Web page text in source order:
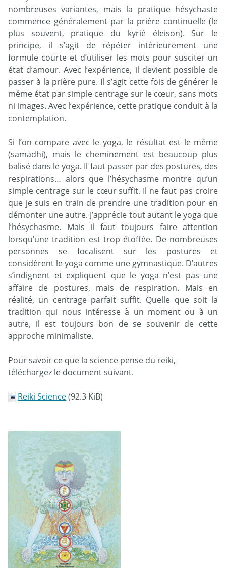
nombreuses variantes, mais la pratique hésychaste
commence généralement par la prière continuelle (le
plus souvent, pratique du kyrié éleison). Sur le
principe, il s’agit de répéter intérieurement une
formule courte et d’utiliser les mots pour susciter un
état d’amour. Avec l’expérience, il devient possible de
passer à la prière pure. Il s’agit cette fois de générer le
même état par simple centrage sur le cœur, sans mots
ni images. Avec l’expérience, cette pratique conduit à la
contemplation.
Si l’on compare avec le yoga, le résultat est le même
(samadhi), mais le cheminement est beaucoup plus
balisé dans le yoga. Il faut passer par des postures, des
respirations… alors que l’hésychasme montre qu’un
simple centrage sur le cœur suffit. Il ne faut pas croire
que je suis en train de prendre une tradition pour en
démonter une autre. J’apprécie tout autant le yoga que
l’hésychasme. Mais il faut toujours faire attention
lorsqu’une tradition est trop étoffée. De nombreuses
personnes se focalisent sur les postures et
considèrent le yoga comme une gymnastique. D’autres
s’indignent et expliquent que le yoga n’est pas une
affaire de postures, mais de respiration. Mais en
réalité, un centrage parfait suffit. Quelle que soit la
tradition qui nous intéresse à un moment ou à un
autre, il est toujours bon de se souvenir de cette
approche minimaliste.
Pour savoir ce que la science pense du reiki,
téléchargez le document suivant.
Reiki Science(92.3 KiB)